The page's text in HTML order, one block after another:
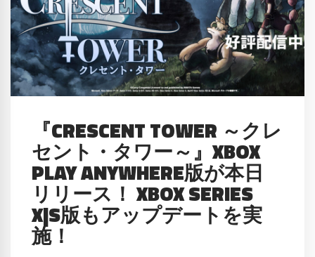
『CRESCENT TOWER ～クレ
セント・タワー～』XBOX
PLAY ANYWHERE版が本日
リリース！ XBOX SERIES
X|S版もアップデートを実
施！